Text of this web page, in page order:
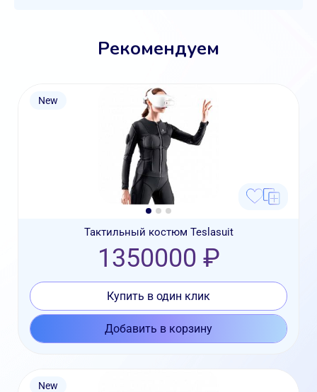
Рекомендуем
New
Тактильный костюм Teslasuit
1350000 ₽
Купить в один клик
Добавить в корзину
New